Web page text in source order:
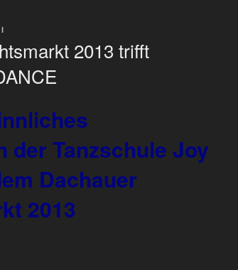
2013 trifft
der Tanzschule Joy
Dachauer
2013